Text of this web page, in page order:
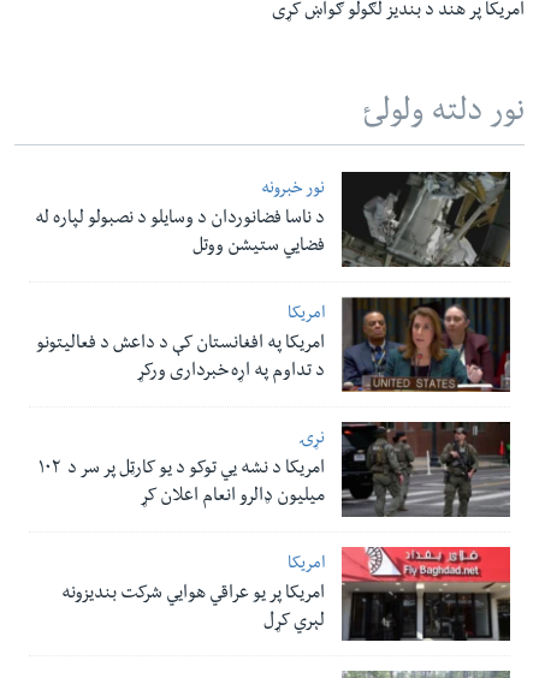
امریکا پر هند د بندیز لګولو ګواښ کړی
نور دلته ولولئ
نور خبرونه
د ناسا فضانوردان د وسایلو د نصبولو لپاره له
فضایي ستیشن ووتل
امریکا
امریکا په افغانستان کې د داعش د فعالیتونو
د تداوم په اړه خبرداری ورکړ
نړۍ
امریکا د نشه یي توکو د یو کارټل پر سر د ۱۰۲
میلیون ډالرو انعام اعلان کړ
امریکا
امریکا پر یو عراقي هوایي شرکت بندیزونه
لېري کړل